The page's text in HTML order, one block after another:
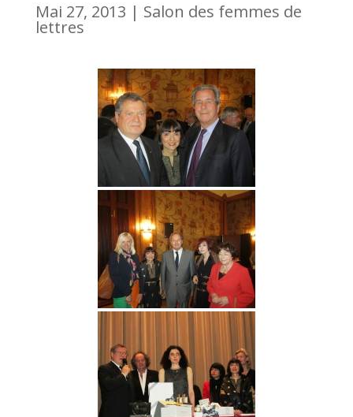
Mai 27, 2013 | Salon des femmes de
lettres